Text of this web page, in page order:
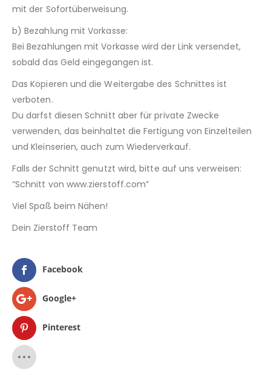
mit der Sofortüberweisung.
b) Bezahlung mit Vorkasse:
Bei Bezahlungen mit Vorkasse wird der Link versendet,
sobald das Geld eingegangen ist.
Das Kopieren und die Weitergabe des Schnittes ist
verboten.
Du darfst diesen Schnitt aber für private Zwecke
verwenden, das beinhaltet die Fertigung von Einzelteilen
und Kleinserien, auch zum Wiederverkauf.
Falls der Schnitt genutzt wird, bitte auf uns verweisen:
“Schnitt von www.zierstoff.com”
Viel Spaß beim Nähen!
Dein Zierstoff Team
Facebook
Google+
Pinterest